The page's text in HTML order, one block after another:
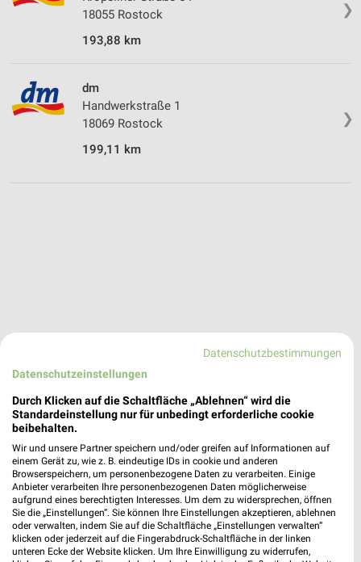
❯
18055 Rostock
193,88 km
❯
dm
Handwerkstraße 1
18069 Rostock
199,11 km
dm
Rigaer Straße 5
18107 Rostock
201,03 km
Datenschutzbestimmungen
Datenschutzeinstellungen
Durch Klicken auf die Schaltfläche „Ablehnen“ wird die
Standardeinstellung nur für unbedingt erforderliche cookie
beibehalten.
Wir und unsere Partner speichern und/oder greifen auf Informationen auf
einem Gerät zu, wie z. B. eindeutige IDs in cookie und anderen
Browserspeichern, um personenbezogene Daten zu verarbeiten. Einige
Anbieter verarbeiten Ihre personenbezogenen Daten möglicherweise
aufgrund eines berechtigten Interesses. Um dem zu widersprechen, öffnen
Sie die „Einstellungen“. Sie können Ihre Einstellungen akzeptieren, ablehnen
oder verwalten, indem Sie auf die Schaltfläche „Einstellungen verwalten“
klicken oder jederzeit auf die Fingerabdruck-Schaltfläche in der linken
unteren Ecke der Website klicken. Um Ihre Einwilligung zu widerrufen,